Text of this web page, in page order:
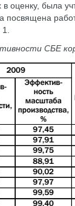
оценку, была
посвящена
1.
СБЕ